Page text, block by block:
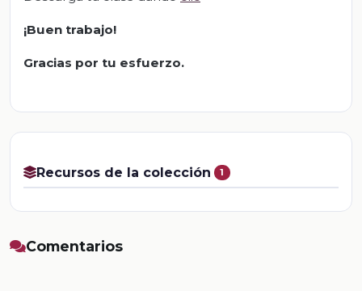
¡Buen trabajo!
Gracias por tu esfuerzo.
Recursos de la colección 1
Comentarios